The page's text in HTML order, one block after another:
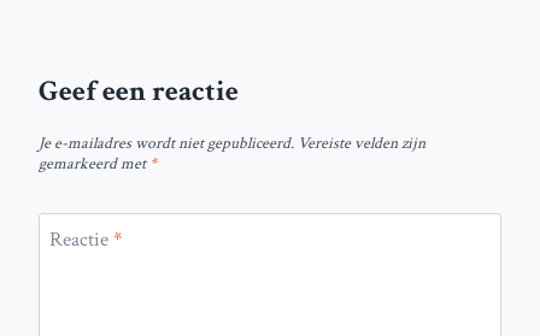
Geef een reactie
Je e-mailadres wordt niet gepubliceerd. Vereiste velden zijn
gemarkeerd met*
Reactie*